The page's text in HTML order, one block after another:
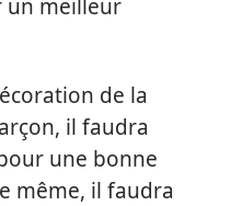
un meilleur
de la
il faudra
une bonne
même, il faudra